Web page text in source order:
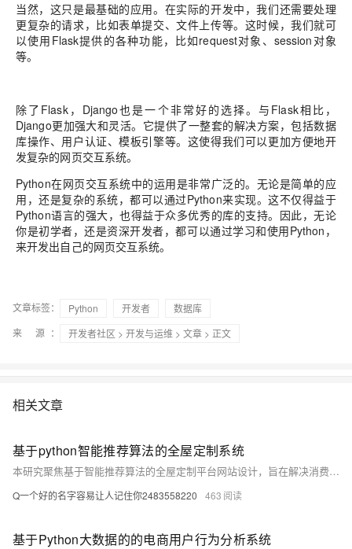
当然，这只是最基础的应用。在实际的开发中，我们还需要处理
更复杂的请求，比如表单提交、文件上传等。这时候，我们就可
以使用Flask提供的各种功能，比如request对象、session对象
等。
除了Flask，Django也是一个非常好的选择。与Flask相比，
Django更加强大和灵活。它提供了一整套的解决方案，包括数据
库操作、用户认证、模板引擎等。这使得我们可以更加方便地开
发复杂的网页交互系统。
Python在网页交互系统中的运用是非常广泛的。无论是简单的应
用，还是复杂的系统，都可以通过Python来实现。这不仅得益于
Python语言的强大，也得益于众多优秀的库的支持。因此，无论
你是初学者，还是资深开发者，都可以通过学习和使用Python，
来开发出自己的网页交互系统。
文章标签： Python 开发者
数据库
来 源：
开发者社区 > 开发与运维 > 文章 > 正文
相关文章
基于python智能推荐算法的全屋定制系统
本研究聚焦基于智能推荐算法的全屋定制平台网站设计，旨在解决消费者在个性化定制中面临的选择难题。通过整合Django、Vue、Python与MySQL等技术，构建集家装设计、材料推荐、家具搭配于一体的一站式智能服务平台，提升用户体验与行业数字化水平。
Q一个好的名字容易让人记住你2483558220 463
基于Python大数据的的电商用户行为分析系统